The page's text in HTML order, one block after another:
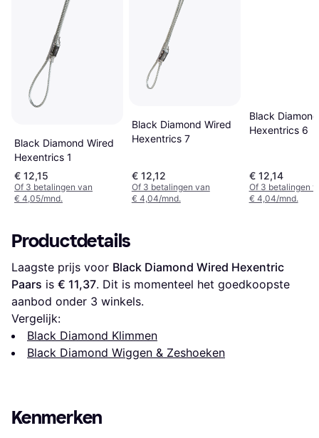
Black Diamond Wired
Hexentrics 1
€ 12,15
Of 3 betalingen van
€ 4,05/mnd.
Black Diamond Wired
Hexentrics 7
€ 12,12
Of 3 betalingen van
€ 4,04/mnd.
Black
Hexentrics 6
€ 12,14
Of 3 betalingen
€ 4,04/mnd.
Productdetails
Laagste prijs voor Black Diamond Wired Hexentric
Paars is € 11,37. Dit is momenteel het goedkoopste
aanbod onder 3 winkels.
Vergelijk:
Black Diamond Klimmen
Black Diamond Wiggen & Zeshoeken
Kenmerken